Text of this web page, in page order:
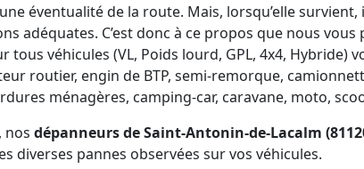
éventualité de la route. Mais, lorsqu’elle
adéquates. C’est donc à ce propos que nous vous
tous véhicules (VL, Poids lourd, GPL, 4x4, Hybride)
routier, engin de BTP, semi-remorque,
ménagères, camping-car, caravane, moto,
nos dépanneurs de Saint-Antonin-de-Lacalm
diverses pannes observées sur vos véhicules.